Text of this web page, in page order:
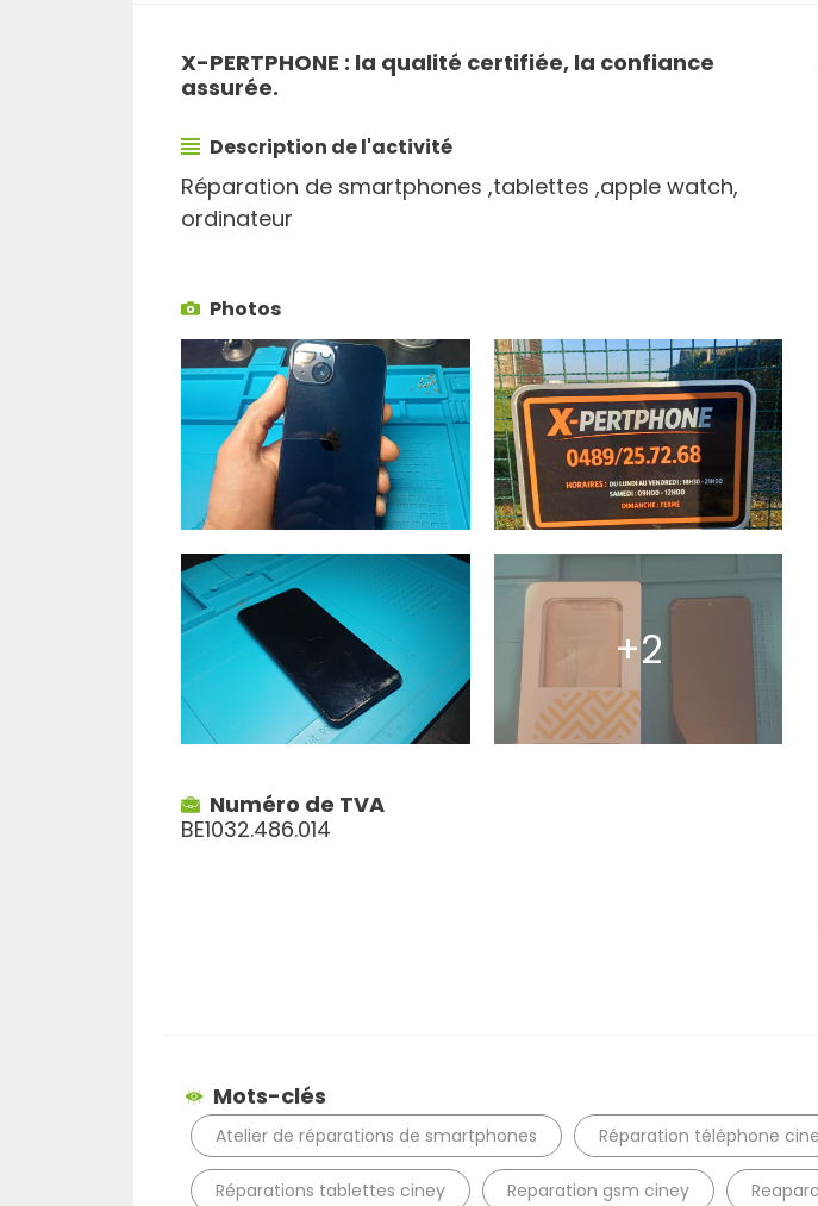
X-PERTPHONE : la qualité certifiée, la confiance
assurée.
Description de l'activité
Réparation de smartphones ,tablettes ,apple watch,
ordinateur
Photos
Numéro de TVA
BE1032.486.014
Mots-clés
Atelier de réparations de smartphones Réparation téléphone
Réparations tablettes ciney Reparation gsm ciney